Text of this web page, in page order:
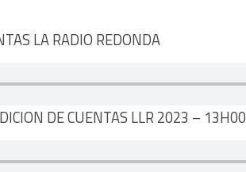
LA RADIO REDONDA
DE CUENTAS LLR 2023 – 13H00